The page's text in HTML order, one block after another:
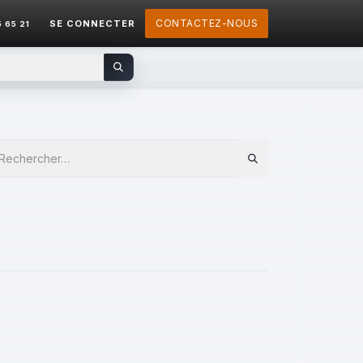
65 21 SE CONNECTER CONTACTEZ-NOUS